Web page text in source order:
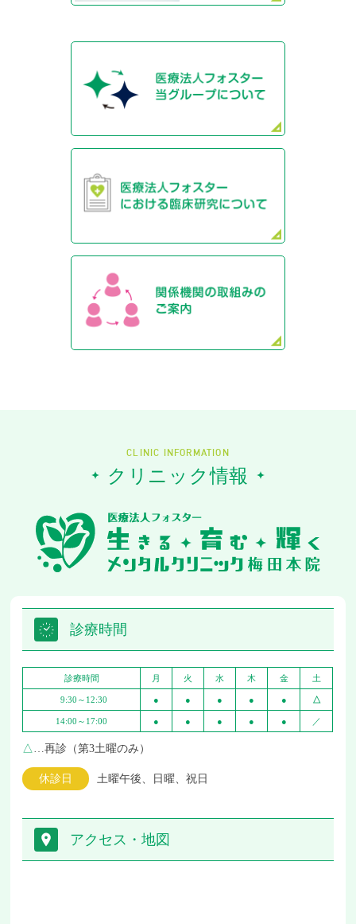
CLINIC INFORMATION
クリニック情報
診療時間
診療時間 月 火 水 木 金 土
9:30～12:30 ● ● ● ● ● △
14:00～17:00 ● ● ● ● ● ／
△ …再診（第3土曜のみ）
休診日 土曜午後、日曜、祝日
アクセス・地図